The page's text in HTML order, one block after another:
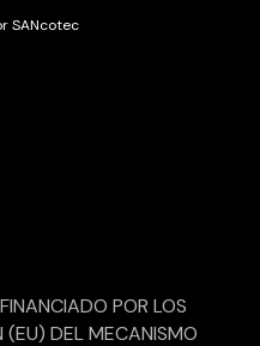
SANcotec
POR LOS
(EU) DEL MECANISMO